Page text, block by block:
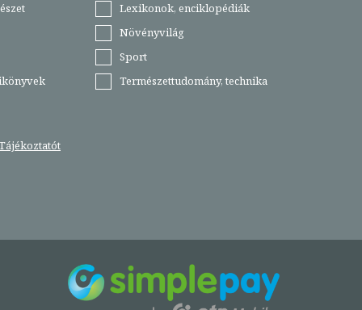
Lexikonok, enciklopédiák
Növényvilág
Sport
Természettudomány, technika